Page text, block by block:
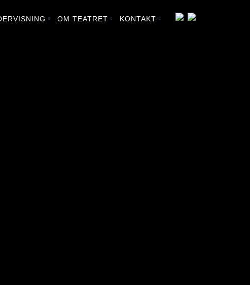
OM TEATRET
KONTAKT